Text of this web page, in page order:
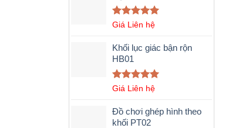
Được xếp
5 sao
Giá Liên hệ
Khối lục giác bận rộn
HB01
Được xếp
5 sao
Giá Liên hệ
Đồ chơi ghép hình theo
khối PT02